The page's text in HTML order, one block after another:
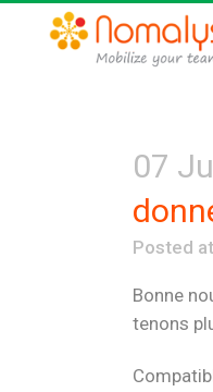
07
Posted
Bonne
tenons